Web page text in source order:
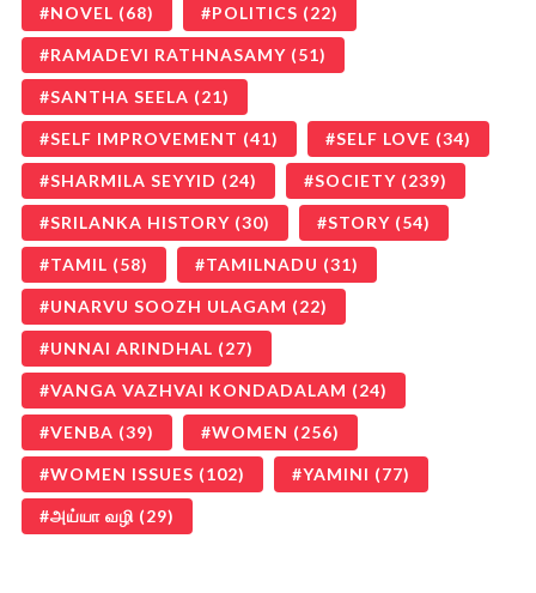
NOVEL (68) POLITICS (22)
RAMADEVI RATHNASAMY (51)
SANTHA SEELA (21)
SELF IMPROVEMENT (41) SELF LOVE (34)
SHARMILA SEYYID (24) SOCIETY (239)
SRILANKA HISTORY (30) STORY (54)
TAMIL (58) TAMILNADU (31)
UNARVU SOOZH ULAGAM (22)
UNNAI ARINDHAL (27)
VANGA VAZHVAI KONDADALAM (24)
VENBA (39) WOMEN (256)
WOMEN ISSUES (102) YAMINI (77)
அய்யா வழி (29)